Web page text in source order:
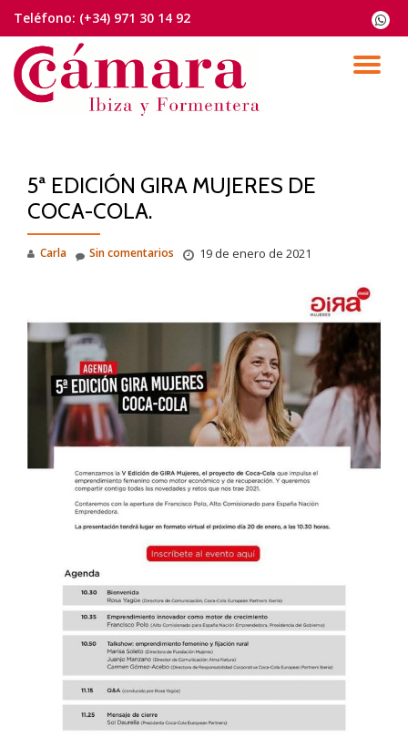
Saltar
contenido
Teléfono: (+34) 971 30 14 92
fa-
5ª EDICIÓN GIRA MUJERES DE
COCA-COLA.
Carla 19 de enero de 2021
Sin comentarios